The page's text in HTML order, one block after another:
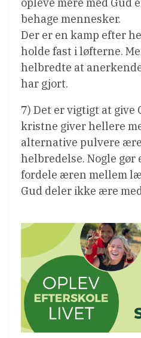
opleve mere med Gud
behage mennesker.
Der er en kamp efter
holde fast i løfterne.
helbredte at
har gjort.
7) Det er vigtigt at give
kristne giver hellere
alternative pulvere
helbredelse. Nogle gør
fordele æren mellem
Gud deler ikke ære